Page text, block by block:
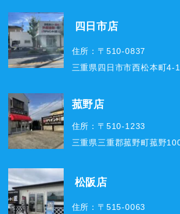
四日市店
住所：〒510-0837
三重県四日市市西松本町4-
菰野店
住所：〒510-1233
三重県三重郡菰野町菰野
松阪店
住所：〒515-0063